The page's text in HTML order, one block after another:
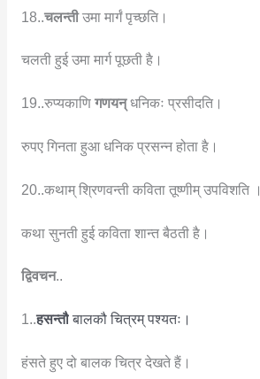
18..चलन्तीउमा मार्गं पृच्छति।
चलती हुई उमा मार्ग पूछती है।
19..रुप्यकाणि गणयन्धनिकः प्रसीदति।
रुपए गिनता हुआ धनिक प्रसन्न होता है।
20..कथाम् श्रिणवन्ती कविता तूष्णीम् उपविशति ।
कथा सुनती हुई कविता शान्त बैठती है।
द्विवचन..
1..हसन्तौबालकौ चित्रम् पश्यतः।
हंसते हुए दो बालक चित्र देखते हैं।